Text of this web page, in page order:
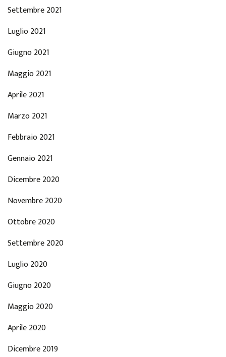
Settembre 2021
Luglio 2021
Giugno 2021
Maggio 2021
Aprile 2021
Marzo 2021
Febbraio 2021
Gennaio 2021
Dicembre 2020
Novembre 2020
Ottobre 2020
Settembre 2020
Luglio 2020
Giugno 2020
Maggio 2020
Aprile 2020
Dicembre 2019